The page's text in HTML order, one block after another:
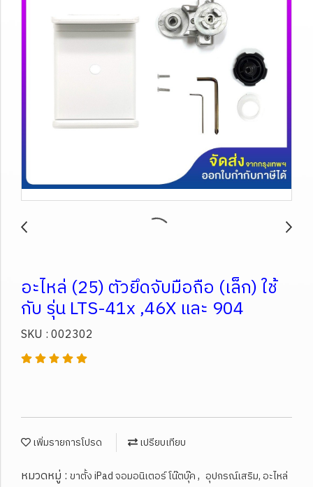
อะไหล่ (25) ตัวยึดจับมือถือ (เล็ก) ใช้
กับ รุ่น LTS-41x ,46X และ 904
SKU : 002302
เพิ่มรายการโปรด เปรียบเทียบ
หมวดหมู่ : ขาตั้ง iPad จอมอนิเตอร์ โน๊ตบุ๊ค, อุปกรณ์เสริม, อะไหล่